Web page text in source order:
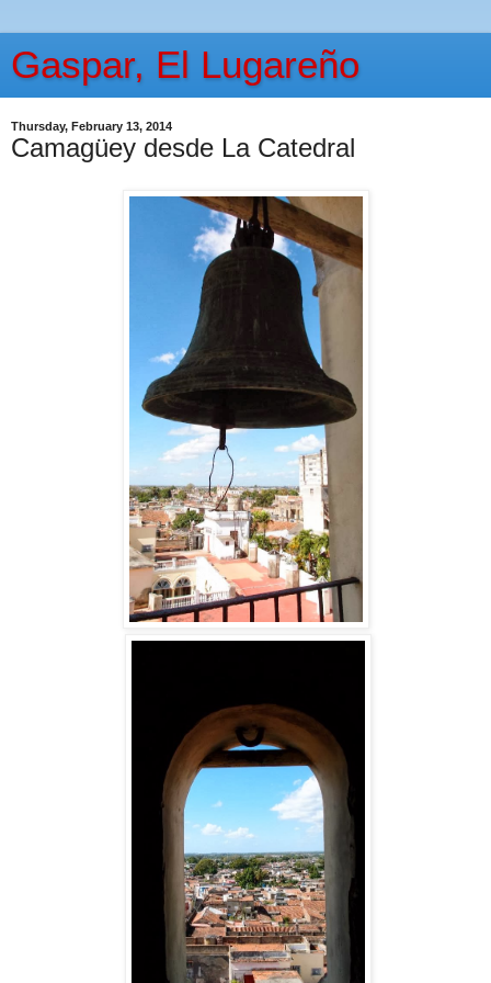
Gaspar, El Lugareño
Thursday, February 13, 2014
Camagüey desde La Catedral